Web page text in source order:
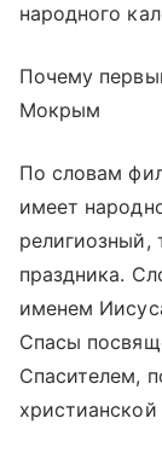
народного
Почему
Мокрым
По словам
имеет
религиозный,
праздника.
именем
Спасы
Спасителем,